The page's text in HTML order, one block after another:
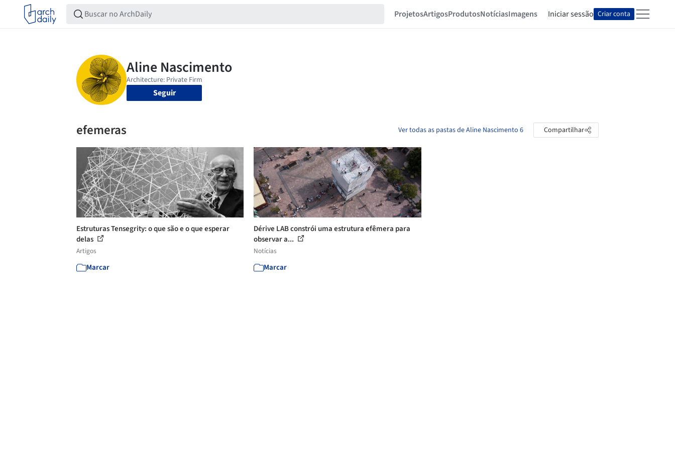
ProjetosArtigosProdutosNotíciasImagens Iniciar sessão Criar conta
Seguir
efemeras Ver todas as pastas de Aline Nascimento 6 Compartilhar
Estruturas Tensegrity: o que são e o que esperar
delas
Artigos
Marcar
Dérive LAB constrói uma estrutura efêmera para
observar a...
Notícias
Marcar